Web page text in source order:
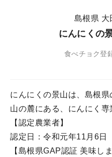
島根県 大
にんにくの
食べチョク登
にんにくの景山は、島根
山の麓にある、にんにく専
【認定農業者】
認定日：令和元年11月6日
【島根県GAP認証 美味し